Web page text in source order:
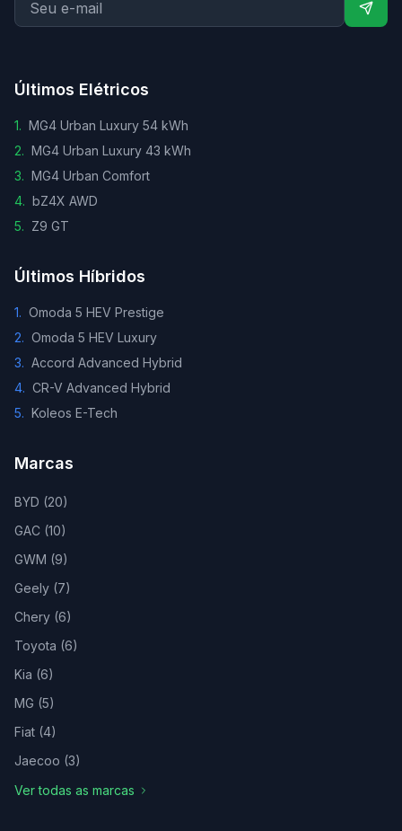
Últimos Elétricos
1. MG4 Urban Luxury 54 kWh
2. MG4 Urban Luxury 43 kWh
3. MG4 Urban Comfort
4. bZ4X AWD
5. Z9 GT
Últimos Híbridos
1. Omoda 5 HEV Prestige
2. Omoda 5 HEV Luxury
3. Accord Advanced Hybrid
4. CR-V Advanced Hybrid
5. Koleos E-Tech
Marcas
BYD (20)
GAC (10)
GWM (9)
Geely (7)
Chery (6)
Toyota (6)
Kia (6)
MG (5)
Fiat (4)
Jaecoo (3)
Ver todas as marcas